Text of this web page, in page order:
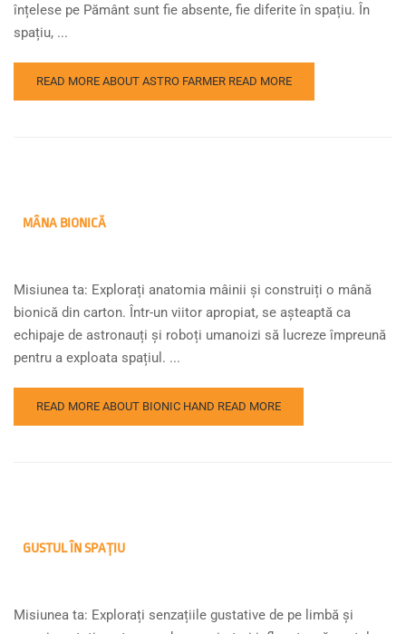
înțelese pe Pământ sunt fie absente, fie diferite în spațiu. În
spațiu, ...
READ MORE ABOUT ASTRO FARMER READ MORE
MÂNA BIONICĂ
Misiunea ta: Explorați anatomia mâinii și construiți o mână
bionică din carton. Într-un viitor apropiat, se așteaptă ca
echipaje de astronauți și roboți umanoizi să lucreze împreună
pentru a exploata spațiul. ...
READ MORE ABOUT BIONIC HAND READ MORE
GUSTUL ÎN SPAȚIU
Misiunea ta: Explorați senzațiile gustative de pe limbă și